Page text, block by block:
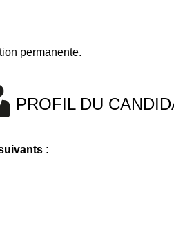
permanente.
PROFIL DU
: